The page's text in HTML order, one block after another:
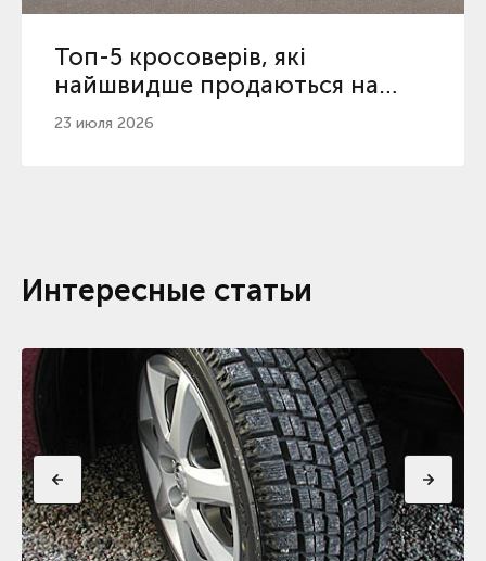
Топ-5 кросоверів, які
найшвидше продаються на
вторинному ринку
23 июля 2026
Интересные статьи